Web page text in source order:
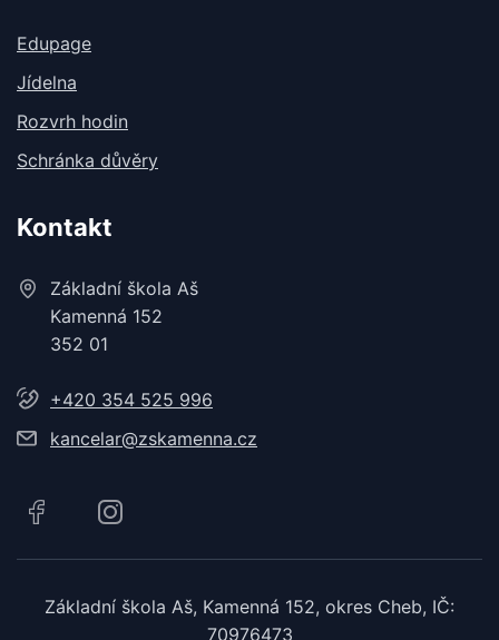
Edupage
Jídelna
Rozvrh hodin
Schránka důvěry
Kontakt
Základní škola Aš
Kamenná 152
352 01
+420 354 525 996
kancelar@zskamenna.cz
Základní škola Aš, Kamenná 152, okres Cheb, IČ:
70976473